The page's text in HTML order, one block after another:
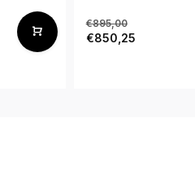
€895,00
€850,25